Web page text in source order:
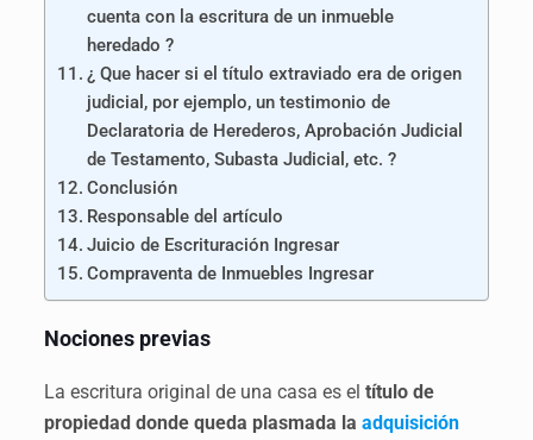
cuenta con la escritura de un inmueble
heredado ?
¿ Que hacer si el título extraviado era de origen
judicial, por ejemplo, un testimonio de
Declaratoria de Herederos, Aprobación Judicial
de Testamento, Subasta Judicial, etc. ?
Conclusión
Responsable del artículo
Juicio de Escrituración Ingresar
Compraventa de Inmuebles Ingresar
Nociones previas
La escritura original de una casa es el título de
propiedad donde queda plasmada la adquisición